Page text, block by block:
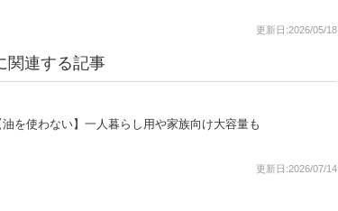
更新日:2026/05/18
関連する記事
を使わない】一人暮らし用や家族向け大容量も
更新日:2026/07/14